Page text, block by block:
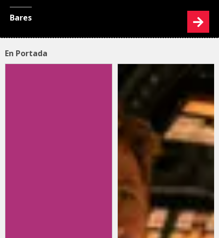
Bares
En Portada